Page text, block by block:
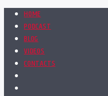
HOME
PODCAST
BLOG
VIDEOS
CONTACTS